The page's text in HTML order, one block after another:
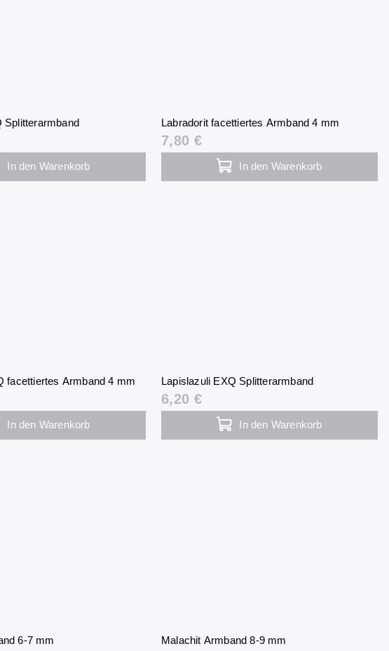
Splitterarmband
In den Warenkorb
Labradorit facettiertes Armband 4 mm
7,80 €
In den Warenkorb
facettiertes Armband 4 mm
In den Warenkorb
Lapislazuli EXQ Splitterarmband
6,20 €
In den Warenkorb
6-7 mm Malachit Armband 8-9 mm